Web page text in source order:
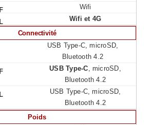
Wifi
Wifi et 4G
Connectivité
USB Type-C, microSD,
Bluetooth 4.2
USB Type-C, microSD,
Bluetooth 4.2
USB Type-C, microSD,
Bluetooth 4.2
Poids